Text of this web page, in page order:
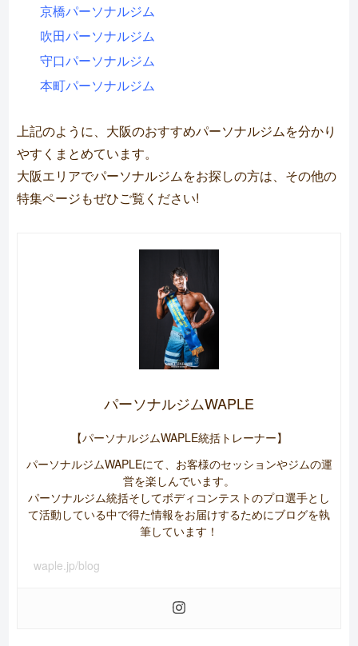
京橋パーソナルジム
吹田パーソナルジム
守口パーソナルジム
本町パーソナルジム
上記のように、 大阪のおすすめパーソナルジムを分かり
やすくまとめています。
大阪エリアでパーソナルジムをお探しの方は、その他の
特集ページもぜひご覧ください!
パーソナルジムWAPLE
【パーソナルジムWAPLE統括トレーナー】
パーソナルジムWAPLEにて、お客様のセッションやジムの運
営を楽しんでいます。
パーソナルジム統括そしてボディコンテストのプロ選手とし
て活動している中で得た情報をお届けするためにブログを執
筆しています！
waple.jp/blog